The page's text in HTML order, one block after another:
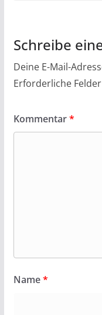
Schreibe
Deine E-Mail-
Erforderliche
Kommentar*
Name*